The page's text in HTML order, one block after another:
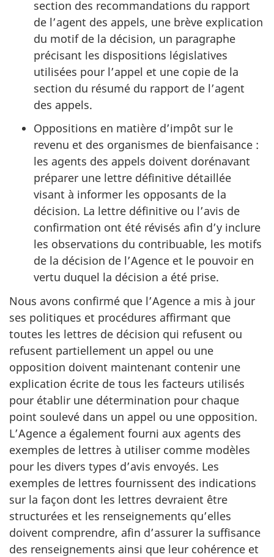
section des recommandations du rapport
de l’agent des appels, une brève explication
du motif de la décision, un paragraphe
précisant les dispositions législatives
utilisées pour l’appel et une copie de la
section du résumé du rapport de l’agent
des appels.
Oppositions en matière d’impôt sur le
revenu et des organismes de bienfaisance :
les agents des appels doivent dorénavant
préparer une lettre définitive détaillée
visant à informer les opposants de la
décision. La lettre définitive ou l’avis de
confirmation ont été révisés afin d’y inclure
les observations du contribuable, les motifs
de la décision de l’Agence et le pouvoir en
vertu duquel la décision a été prise.
Nous avons confirmé que l’Agence a mis à jour
ses politiques et procédures affirmant que
toutes les lettres de décision qui refusent ou
refusent partiellement un appel ou une
opposition doivent maintenant contenir une
explication écrite de tous les facteurs utilisés
pour établir une détermination pour chaque
point soulevé dans un appel ou une opposition.
L’Agence a également fourni aux agents des
exemples de lettres à utiliser comme modèles
pour les divers types d’avis envoyés. Les
exemples de lettres fournissent des indications
sur la façon dont les lettres devraient être
structurées et les renseignements qu’elles
doivent comprendre, afin d’assurer la suffisance
des renseignements ainsi que leur cohérence et